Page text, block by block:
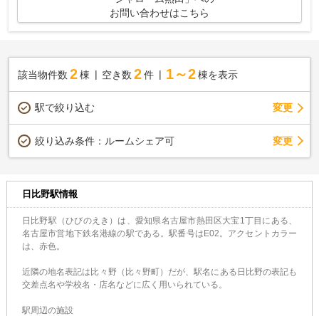
お問い合わせはこちら
該当物件数 2棟 空き数 2 件 1～2 棟を表示
駅で絞り込む 変更
絞り込み条件： ルームシェア可 変更
日比野駅情報
日比野駅（ひびのえき）は、愛知県名古屋市熱田区大宝1丁目にある、
名古屋市営地下鉄名港線の駅である。駅番号はE02。アクセントカラー
は、赤色。
近隣の地名表記は比々野（比々野町）だが、駅名にある日比野の表記も
交差点名や学校名・店名などに広く用いられている。
駅周辺の施設